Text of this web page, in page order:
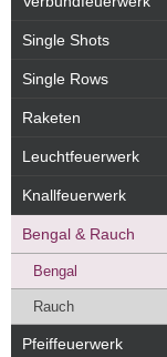
Single Shots
Single Rows
Raketen
Leuchtfeuerwerk
Knallfeuerwerk
Bengal & Rauch
Bengal
Rauch
Pfeiffeuerwerk